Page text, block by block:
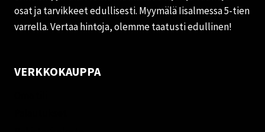
osat ja tarvikkeet edullisesti. Myymälä Iisalmessa 5-tien
varrella. Vertaa hintoja, olemme taatusti edullinen!
VERKKOKAUPPA